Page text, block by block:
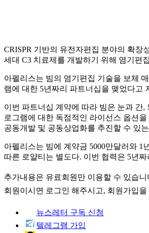
CRISPR 기반의 유전자편집 분야의 확장
세대 C3 치료제를 개발하기 위해 염기편
아펠리스는 빔의 염기편집 기술을 보체
램에 대한 5년짜리 파트너십을 맺었다고
이번 파트너십 계약에 따라 빔은 눈과 간
로그램에 대한 독점적인 라이선스 옵션
공동개발 및 공동상업화를 추진할 수 있
아펠리스는 빔에 계약금 5000만달러와 1
따른 로얄티는 별도다. 이번 협력은 5년
추가내용은 유료회원만 이용할 수 있습니
회원이시면 로그인 해주시고, 회원가입을
뉴스레터 구독 신청
텔레그램 가입